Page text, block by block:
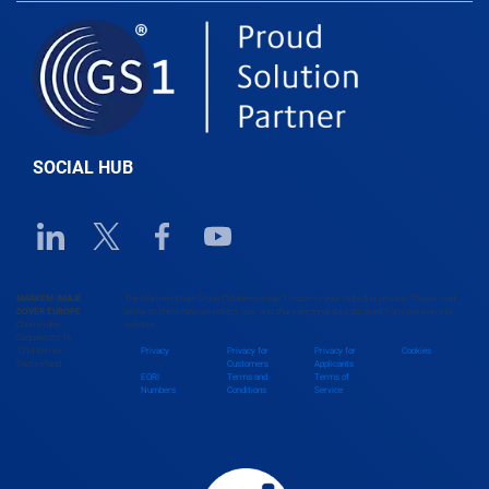
Belgium
Belize
Bolivia
SOCIAL HUB
Linkedin URL link
Twitter URL linkFacebook URL link
Youtube URL link
MARKEM-IMAJE
DOVER EUROPE
Chemin des
Coquelicots 16
1214 Vernier
Switzerland
The Markem-Imaje Group (“Markem-Imaje”) respects your individual privacy. Please read
below to check how we collect, use, and share personal data obtained from users on this
website.
Privacy
Privacy for
Customers
Privacy for
Applicants
Cookies
EORI
Numbers
Terms and
Conditions
Terms of
Service